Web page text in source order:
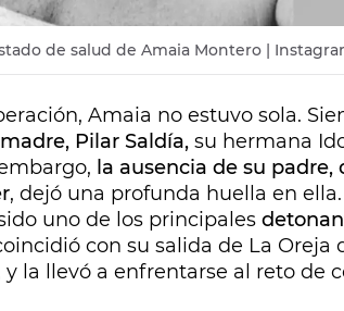
de salud de Amaia Montero |
Amaia no estuvo sola.
Pilar Saldía, su hermana
la ausencia de su padre,
, dejó una profunda huella en
uno de los principales
con su salida de La Oreja
la llevó a enfrentarse al reto de